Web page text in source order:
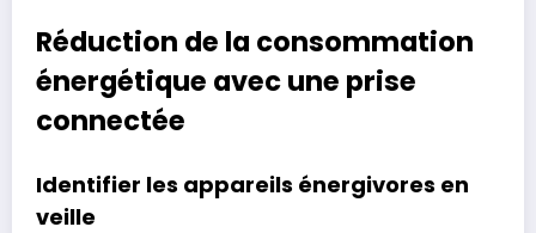
Réduction de la consommation
énergétique avec une prise
connectée
Identifier les appareils énergivores en
veille